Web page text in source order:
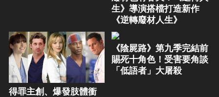
生》導演搭檔打造新作
《逆轉廢材人生》
得罪主創、爆發肢體衝
《陰屍路》第九季完結前
賜死十角色！受害要角談
「低語者」大屠殺